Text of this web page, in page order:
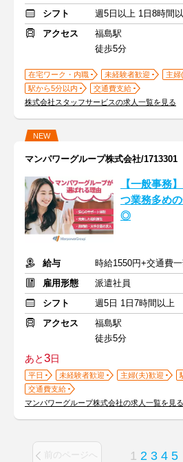
シフト
週5日以上 1日8時間
アクセス
福島駅
徒歩5分
在宅ワーク・内職 未経験者歓迎
主婦
駅から5分以内
交通費支給
株式会社スタッフサービスの求人一覧を見る
NEW
マンパワーグループ株式会社/1713301
【一般事務
つ業務多め
◎
給与
時給1550円+交通費
雇用形態
派遣社員
シフト
週5日 1日7時間以上
アクセス
福島駅
徒歩5分
あと3日
平日 未経験者歓迎 主婦(夫)歓迎
交通費支給
マンパワーグループ株式会社の求人一覧を見る
前のページへ 1 2 3 4 5